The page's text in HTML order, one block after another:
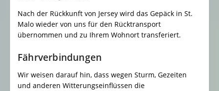
Nach der Rückkunft von Jersey wird das Gepäck in St.
Malo wieder von uns für den Rücktransport
übernommen und zu Ihrem Wohnort transferiert.
Fährverbindungen
Wir weisen darauf hin, dass wegen Sturm, Gezeiten
und anderen Witterungseinflüssen die